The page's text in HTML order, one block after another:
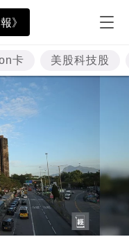
》
卡 美股科技股